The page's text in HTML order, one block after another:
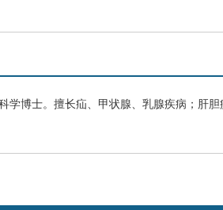
学博士。擅长疝、甲状腺、乳腺疾病；肝